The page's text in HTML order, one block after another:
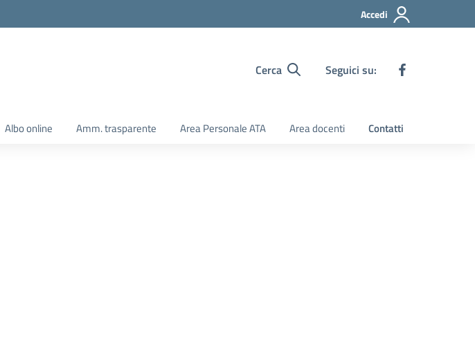
Accedi
Cerca Seguici su:
Albo online Amm. trasparente Area Personale ATA Area docenti Contatti